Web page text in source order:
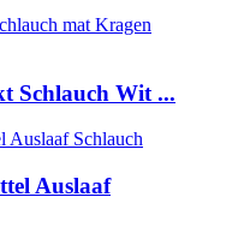
Schlauch Wit ...
Auslaaf